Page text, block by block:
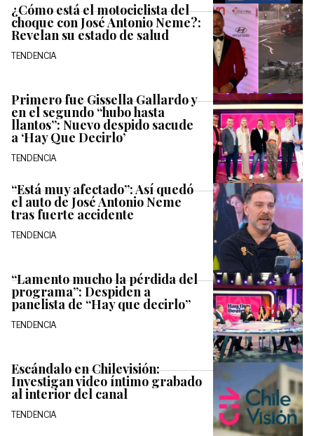
¿Cómo está el motociclista del
choque con José Antonio Neme?:
Revelan su estado de salud
TENDENCIA
Primero fue Gissella Gallardo y
en el segundo “hubo hasta
llantos”: Nuevo despido sacude
a ‘Hay Que Decirlo’
TENDENCIA
“Está muy afectado”: Así quedó
el auto de José Antonio Neme
tras fuerte accidente
TENDENCIA
“Lamento mucho la pérdida del
programa”: Despiden a
panelista de “Hay que decirlo”
TENDENCIA
Escándalo en Chilevisión:
Investigan video íntimo grabado
al interior del canal
TENDENCIA